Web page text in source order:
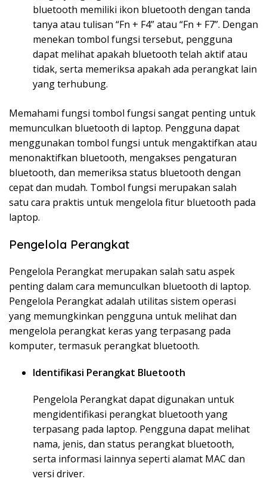
bluetooth memiliki ikon bluetooth dengan tanda
tanya atau tulisan “Fn + F4” atau “Fn + F7”. Dengan
menekan tombol fungsi tersebut, pengguna
dapat melihat apakah bluetooth telah aktif atau
tidak, serta memeriksa apakah ada perangkat lain
yang terhubung.
Memahami fungsi tombol fungsi sangat penting untuk
memunculkan bluetooth di laptop. Pengguna dapat
menggunakan tombol fungsi untuk mengaktifkan atau
menonaktifkan bluetooth, mengakses pengaturan
bluetooth, dan memeriksa status bluetooth dengan
cepat dan mudah. Tombol fungsi merupakan salah
satu cara praktis untuk mengelola fitur bluetooth pada
laptop.
Pengelola Perangkat
Pengelola Perangkat merupakan salah satu aspek
penting dalam cara memunculkan bluetooth di laptop.
Pengelola Perangkat adalah utilitas sistem operasi
yang memungkinkan pengguna untuk melihat dan
mengelola perangkat keras yang terpasang pada
komputer, termasuk perangkat bluetooth.
Identifikasi Perangkat Bluetooth
Pengelola Perangkat dapat digunakan untuk
mengidentifikasi perangkat bluetooth yang
terpasang pada laptop. Pengguna dapat melihat
nama, jenis, dan status perangkat bluetooth,
serta informasi lainnya seperti alamat MAC dan
versi driver.